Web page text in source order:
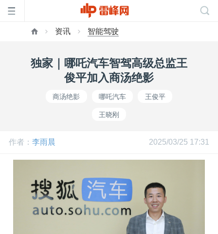
网
公
资讯 智能驾驶
独家｜哪吒汽车智驾高级总监王
俊平加入商汤绝影
商汤绝影 哪吒汽车 王俊平
王晓刚
作者： 李雨晨 2025/03/25 17:31